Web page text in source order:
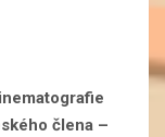
člena –